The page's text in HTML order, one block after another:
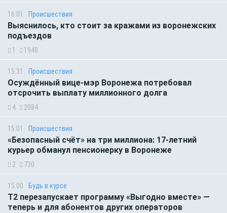
16:01 Происшествия
Выяснилось, кто стоит за кражами из воронежских
подъездов
1 1948
15:31 Происшествия
Осуждённый вице-мэр Воронежа потребовал
отсрочить выплату миллионного долга
4 2084
15:01 Происшествия
«Безопасный счёт» на три миллиона: 17-летний
курьер обманул пенсионерку в Воронеже
2 730
15:00 Будь в курсе
Т2 перезапускает программу «Выгодно вместе» —
теперь и для абонентов других операторов